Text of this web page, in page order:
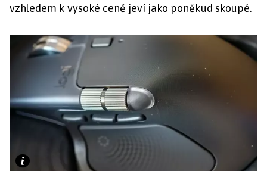
vzhledem k vysoké ceně jeví jako poněkud skoupé.